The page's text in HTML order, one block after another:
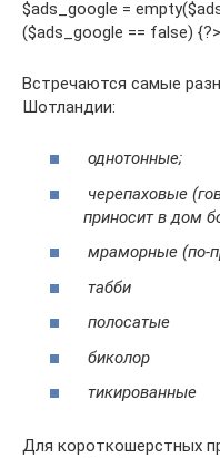
$ads_google =
($ads_google == false)
Встречаются самые
Шотландии:
однотонные;
черепаховые
приносит в дом
мраморные (по-
табби
полосатые
биколор
тикированные
Для короткошерстных